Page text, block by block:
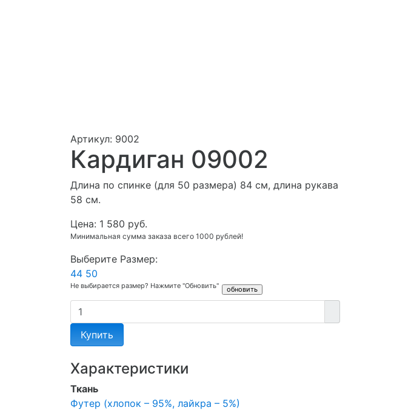
Артикул: 9002
Кардиган 09002
Длина по спинке (для 50 размера) 84 см, длина рукава
58 см.
Цена: 1 580 руб.
Минимальная сумма заказа всего 1000 рублей!
Выберите Размер:
44 50
Не выбирается размер? Нажмите "Обновить"
Купить
Характеристики
Ткань
Футер (хлопок – 95%, лайкра – 5%)